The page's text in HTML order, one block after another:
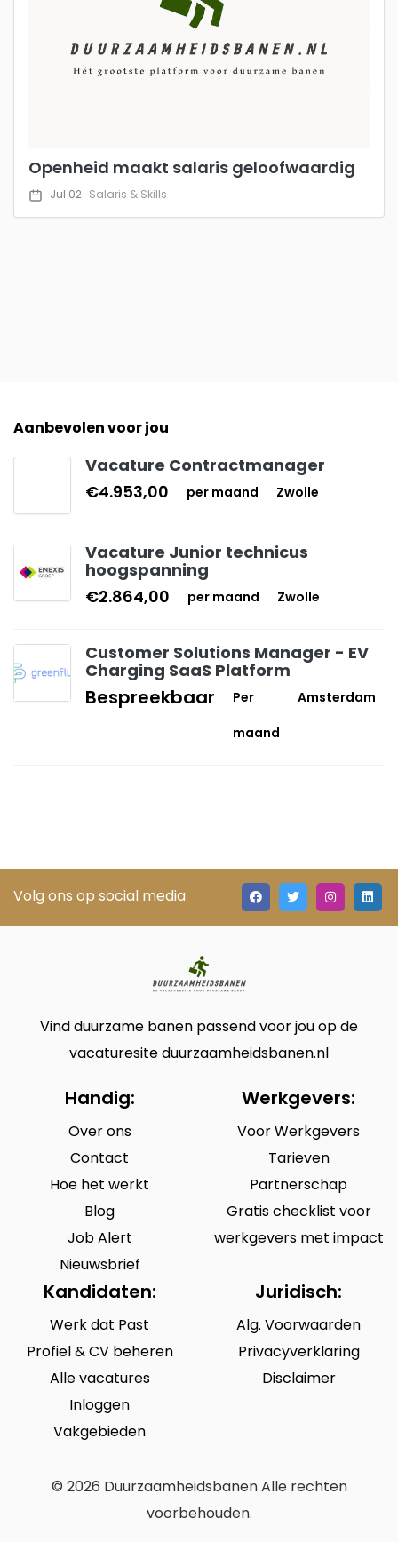
Openheid maakt salaris geloofwaardig
Jul 02 Salaris & Skills
Aanbevolen voor jou
Vacature Contractmanager
€4.953,00
per maand Zwolle
Vacature Junior technicus
hoogspanning
€2.864,00
per maand Zwolle
Customer Solutions Manager - EV
Charging SaaS Platform
Bespreekbaar
Per
maand
Amsterdam
Volg ons op social media
Vind duurzame banen passend voor jou op de
vacaturesite duurzaamheidsbanen.nl
Handig:
Over ons
Contact
Hoe het werkt
Blog
Job Alert
Nieuwsbrief
Werkgevers:
Voor Werkgevers
Tarieven
Partnerschap
Gratis checklist voor
werkgevers met impact
Kandidaten:
Werk dat Past
Profiel & CV beheren
Alle vacatures
Inloggen
Vakgebieden
Juridisch:
Alg. Voorwaarden
Privacyverklaring
Disclaimer
© 2026 Duurzaamheidsbanen Alle rechten
voorbehouden.